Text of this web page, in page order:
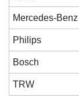
Mercedes-Benz
Philips
Bosch
TRW